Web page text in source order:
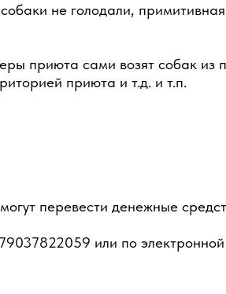
не голодали, примитивная
приюта сами возят собак из
приюта и т.д. и т.п.
перевести денежные
или по